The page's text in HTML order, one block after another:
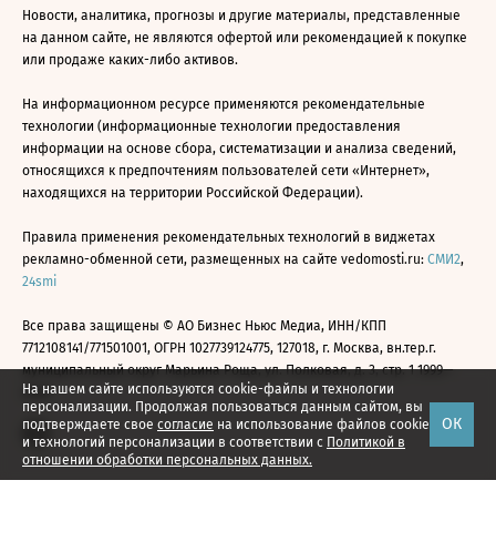
На нашем сайте используются cookie-файлы и технологии
персонализации. Продолжая пользоваться данным сайтом, вы
подтверждаете свое согласие на использование файлов cookie
и технологий персонализации в соответствии с Политикой в
отношении обработки персональных данных.
ОК
Новости, аналитика, прогнозы и другие материалы, представленные
на данном сайте, не являются офертой или рекомендацией к покупке
или продаже каких-либо активов.
На информационном ресурсе применяются рекомендательные
технологии (информационные технологии предоставления
информации на основе сбора, систематизации и анализа сведений,
относящихся к предпочтениям пользователей сети «Интернет»,
находящихся на территории Российской Федерации).
Правила применения рекомендательных технологий в виджетах
рекламно-обменной сети, размещенных на сайте vedomosti.ru: СМИ2,
24smi
Все права защищены © АО Бизнес Ньюс Медиа, ИНН/КПП
7712108141/771501001, ОГРН 1027739124775, 127018, г. Москва, вн.тер.г.
муниципальный округ Марьина Роща, ул. Полковая, д. 3, стр. 1 1999—
2026